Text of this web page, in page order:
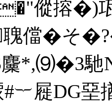
傱搈�)瓨
�そ
麜*,⑼�3
屣DG